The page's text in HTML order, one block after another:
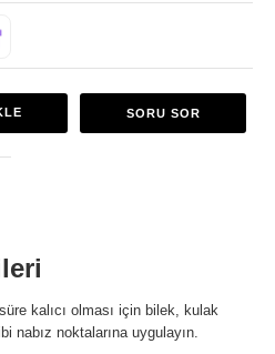
SORU SOR
kalıcı olması için bilek, kulak
nabız noktalarına uygulayın.